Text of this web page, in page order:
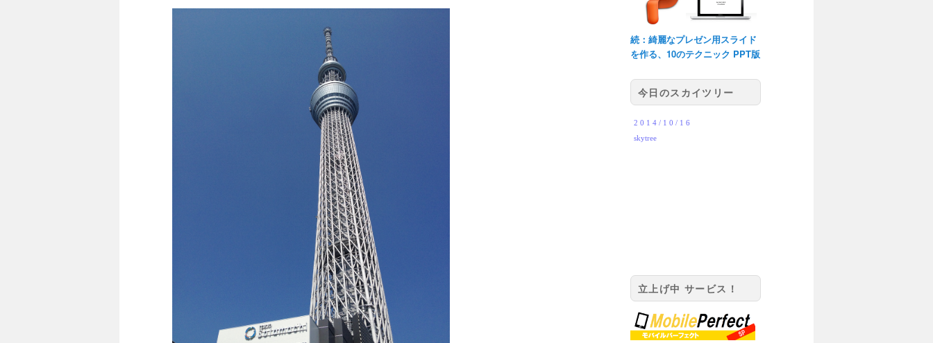
続：綺麗なプレゼン用スライド
を作る、10のテクニック PPT版
今日のスカイツリー
立上げ中 サービス！